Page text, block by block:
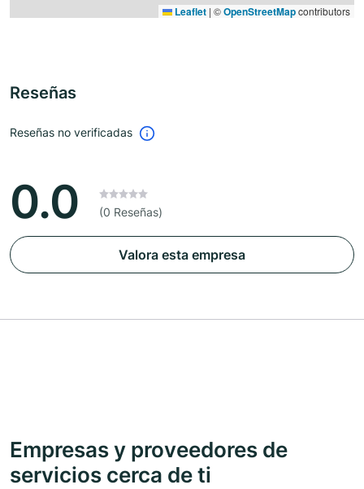
Leaflet | ©OpenStreetMapcontributors
Reseñas
Reseñas no verificadas
0.0 (0 Reseñas)
Valora esta empresa
Empresas y proveedores de
servicios cerca de ti